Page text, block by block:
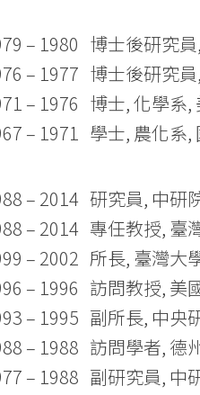
– 1980 博士後研究
– 1977 博士後研究
– 1976 博士, 化學系,
– 1971 學士, 農化系,
– 2014 研究員, 中研
– 2014 專任教授, 臺
– 2002 所長, 臺灣大
– 1996 訪問教授, 美
– 1995 副所長, 中央
– 1988 訪問學者, 德
– 1988 副研究員, 中